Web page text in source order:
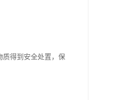
质得到安全处置，保